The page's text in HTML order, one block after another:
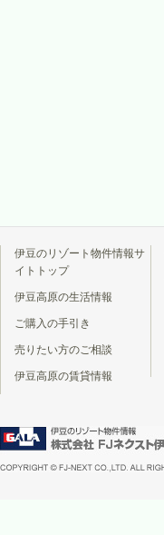
伊豆のリゾート物件情報サ
イトトップ
伊豆高原の生活情報
ご購入の手引き
売りたい方のご相談
伊豆高原の賃貸情報